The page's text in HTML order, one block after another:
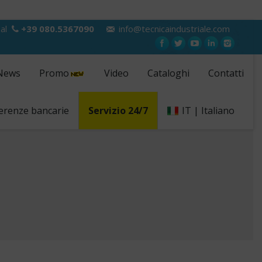
+39 080.5367090 info@tecnicaindustriale.com
Promo Video Cataloghi Contatti
bancarie Servizio 24/7 IT | Italiano